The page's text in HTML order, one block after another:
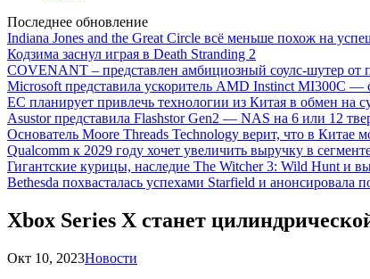
Последнее обновление
Indiana Jones and the Great Circle всё меньше похож на
Кодзима заснул играя в Death Stranding 2
COVENANT – представлен амбициозный соулс-шутер от
Microsoft представила ускоритель AMD Instinct MI300C
ЕС планирует привлечь технологии из Китая в обмен на
Asustor представила Flashstor Gen2 — NAS на 6 или 12
Основатель Moore Threads Technology верит, что в
Qualcomm к 2029 году хочет увеличить выручку в
Гигантские курицы, наследие The Witcher 3: Wild Hunt и
Bethesda похвасталась успехами Starfield и анонсировала
Xbox Series X станет
Окт 10, 2023Новости